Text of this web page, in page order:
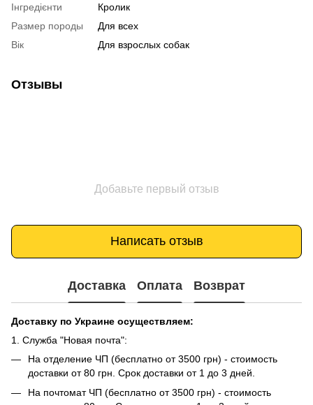
Інгредієнти
Кролик
Размер породы
Для всех
Вік
Для взрослых собак
Отзывы
Добавьте первый отзыв
Написать отзыв
Доставка Оплата Возврат
Доставку по Украине осуществляем:
1. Служба "Новая почта":
На отделение ЧП (бесплатно от 3500 грн) - стоимость
доставки от 80 грн. Срок доставки от 1 до 3 дней.
На почтомат ЧП (бесплатно от 3500 грн) - стоимость